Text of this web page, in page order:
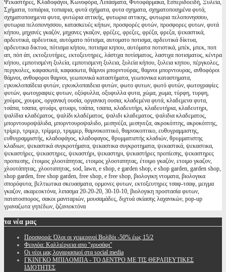
Ψεκαστήρες, Κλαδοφάγοι, Κωνοφόρα, Λιπάσματα, Φυτοφάρμακα, Εσπεριδοειδή, Ξυλεία,
Σχήματα, τοπιάρια, τοπιαρια, φυτά σχήματα, φυτα σχηματα, σχηματοποιημένα φυτά,
σχηματοποιημενα φυτα, φυτώρια αττικής, φυτωρια αττικης, φυτωρια πελοπονησσου,
φυτωρια πελοπονησσου, κατασκευές κήπων, προσφορές φυτών, προσφορες φυτων, φυτά
κήπου, μηχανές γκαζόν, μηχανες γκαζον, φρέζες, φρεζες, φρέζα, φρεζα, ψεκαστικά,
αρδευτικά, αρδευτικα, αυτόματο πότισμα, αυτοματο ποτισμα, αρδευτικά δίκτυα,
αρδευτικα δικτυα, πότισμα κήπου, ποτισμα κηπου, αυτόματα ποτιστικά, μπέκ, μπεκ, ποπ
απ, πόπ άπ, εκτοξευτήρες, εκτοξευτηρες, λάστιχα ποτίσματος, λαστιχα ποτισματος, κέντρα
κήπου, εμποτισμένη ξυλεία, εμποτισμενη ξυλεια, ξυλεία κήπου, ξυλεια κηπου, πέργκολες,
περγκολες, καφασωτά, καφασωτα, θάμνοι μπορντούρας, θαμνοι μπορντουρας, ανθοφόροι
θάμνοι, ανθοφοροι θαμνοι, γεωπονικά καταστήματα, γεωπονικα καταστηματα,
εγκυκλοπαίδεια φυτών, εγκυκλοπαιδεια φυτών, φωτο φυτων, φωτό φυτών, φωτογραφίες
φυτών, φωτογραφιες φυτων, οξύφυλλα, οξυφυλλα φυτα, χώμα, χωμα, τύρφη, τυρφη,
χούμος, χουμος, οργανική ουσία, οργανικη ουσια, κλαδεμένα φυτά, κλαδεμενα φυτα,
τσάπα, τσαπα, φτυάρι, φτυαρι, τσάπα, τσαπα, κλαδευτήρι, κλαδευτήρια, κλαδευτηρι,
ψαλίδια κλαδέματος, ψαλίδι κλαδέματος, ψαλιδι κλαδεματος, ψαλιδια κλαδεματος,
μπορντουροψάλιδα, μπορντουροψαλιδο, μεσηνέζα, μεσηνεζα, ακροκόπτης, ακροκόπτης,
τρίμερ, τριμερ, τρίμμερ, τριμμερ, θαμνοκοπτικό, θαμνοκοπτικο, ευθυγραμμιστης,
ευθυγραμμιστής, κλαδοφάγος, κλαδοφαγος, θρυμματιστής κλαδιών, θρυμματιστης
κλαδιων, ψεκαστικά συγκροτήματα, ψεκαστικα συγκροτηματα, ψεκαστικά, ψεκαστικα,
ψεκαστήρες, ψεκαστηρες, ψεκαστήρι, ψεκαστηρι, ψεκαστήρες προπίεσης, ψεκαστηρες
προπιεσης, έτοιμος χλοοτάπητας, ετοιμος χλοοταπητας, έτοιμο γκαζόν, ετοιμο γκαζον,
χλοοτάπητας, χλοοταπητας, sod, lawn, e shop, e garden shop, e shop garden, garden shop,
shop garden, free shop garden, free shop, e free shop, βιολογικη ντοματα, βιολογικα
σπορόφυτα, βελτιωτικα σκευασματα, ορμονες φυτων, εκτοξευτηρες τσαφ-τσαφ, μειγμα
γκαζον, ακαρεοκτόνα, λιπασμα 20-20-20, 30-10-10, βιολογικη προστασία φυτων,
πατατοσπορος, σακοι μανιταριών, μουσαμάδες, διχτυά σκίασης λαχανικών, pop-up
γραναζωτα γηπέδων, ζιζανιοκτόνα
τα νέα μας
Προσφορά: Όλοι οι χειμερινοί Βολβόι -50% έως 15/2
Φειγιόα: Καλλιέργεια απο ''χρυσάφι''
Oι νέοι μας λογαριασμοί στα social media
ΓΚΙΝΓΚΟ ΜΠΙΛΟΜΠΑ - ΤΟ ΔΕΝΤΡΟ ΜΕ ΤΙΣ ΘΕΡΑΠΕΥΤΙΚΕΣ
ΙΔΙΟΤΗΤΕΣ